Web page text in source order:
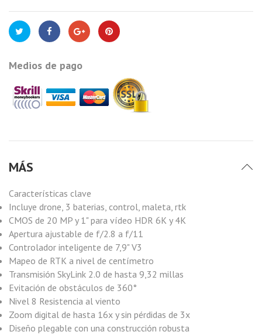
Medios de pago
MÁS
Características clave
Incluye drone, 3 baterias, control, maleta, rtk
CMOS de 20 MP y 1" para vídeo HDR 6K y 4K
Apertura ajustable de f/2.8 a f/11
Controlador inteligente de 7,9" V3
Mapeo de RTK a nivel de centímetro
Transmisión SkyLink 2.0 de hasta 9,32 millas
Evitación de obstáculos de 360°
Nivel 8 Resistencia al viento
Zoom digital de hasta 16x y sin pérdidas de 3x
Diseño plegable con una construcción robusta